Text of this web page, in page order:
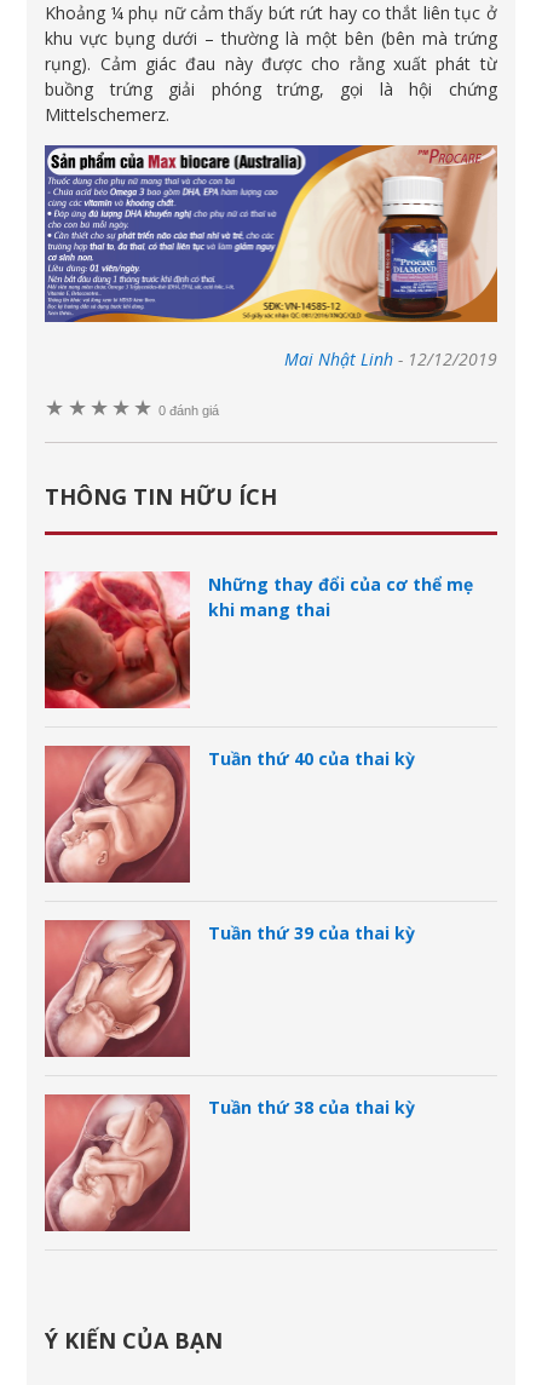
Khoảng ¼ phụ nữ cảm thấy bứt rứt hay co thắt liên tục ở
khu vực bụng dưới – thường là một bên (bên mà trứng
rụng). Cảm giác đau này được cho rằng xuất phát từ
buồng trứng giải phóng trứng, gọi là hội chứng
Mittelschemerz.
Mai Nhật Linh- 12/12/2019
★ ★★★★ 0 đánh giá
THÔNG TIN HỮU ÍCH
Những thay đổi của cơ thể mẹ
khi mang thai
Tuần thứ 40 của thai kỳ
Tuần thứ 39 của thai kỳ
Tuần thứ 38 của thai kỳ
Ý KIẾN CỦA BẠN